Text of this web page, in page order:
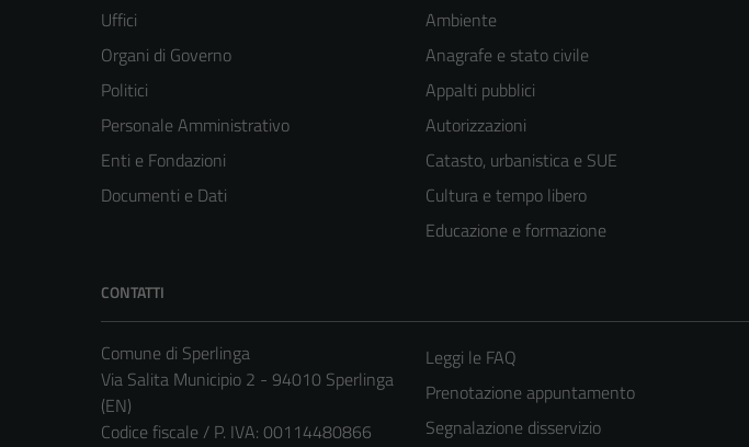
Uffici
Organi di Governo
Politici
Personale Amministrativo
Enti e Fondazioni
Documenti e Dati
Ambiente
Anagrafe e stato civile
Appalti pubblici
Autorizzazioni
Catasto, urbanistica e SUE
Cultura e tempo libero
Educazione e formazione
CONTATTI
Comune di Sperlinga
Via Salita Municipio 2 - 94010 Sperlinga
(EN)
Codice fiscale / P. IVA: 00114480866
Leggi le FAQ
Prenotazione appuntamento
Segnalazione disservizio